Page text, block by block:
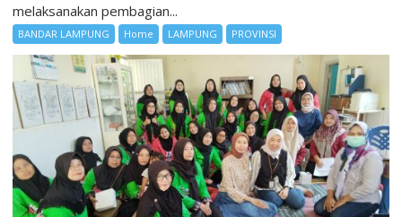
melaksanakan pembagian...
BANDAR LAMPUNG Home LAMPUNG PROVINSI